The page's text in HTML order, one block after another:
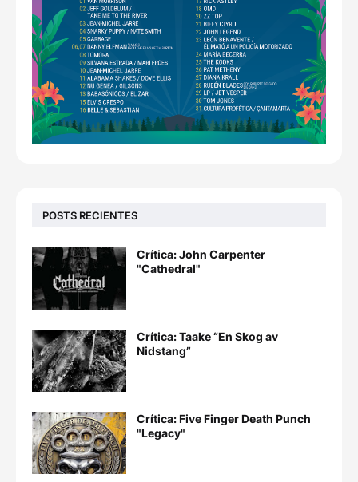
POSTS RECIENTES
Crítica: John Carpenter
"Cathedral"
Crítica: Taake “En Skog av
Nidstang”
Crítica: Five Finger Death Punch
"Legacy"